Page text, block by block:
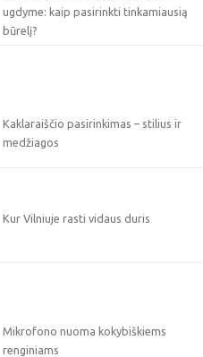
ugdyme: kaip pasirinkti tinkamiausią
būrelį?
Kaklaraiščio pasirinkimas – stilius ir
medžiagos
Kur Vilniuje rasti vidaus duris
Mikrofono nuoma kokybiškiems
renginiams